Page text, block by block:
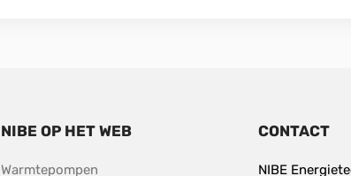
NIBE OP HET WEB
Warmtepompen
CONTACT
NIBE